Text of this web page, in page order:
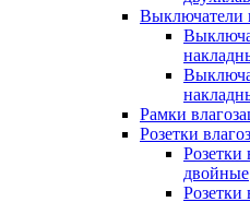
Выключатели
Рамки
Розетки
Розетки
двойные
Розетки